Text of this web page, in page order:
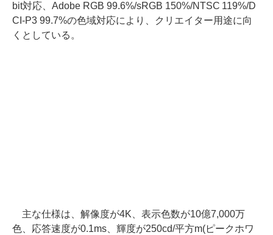
bit対応、Adobe RGB 99.6%/sRGB 150%/NTSC 119%/D
CI-P3 99.7%の色域対応により、クリエイター用途に向
くとしている。
主な仕様は、解像度が4K、表示色数が10億7,000万
色、応答速度が0.1ms、輝度が250cd/平方m(ピークホワ